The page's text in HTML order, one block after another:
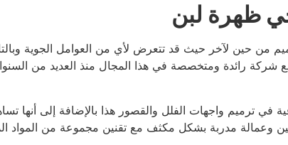
ظهرة لبن
من حين لآخر حيث قد تتعرض لأي من العوامل الجوية
مع شركة رائدة ومتخصصة في هذا المجال منذ العديد من
في ترميم واجهات الفلل والقصور هذا بالإضافة إلى
مدربة بشكل مكثف مع تقنين مجموعة من المواد